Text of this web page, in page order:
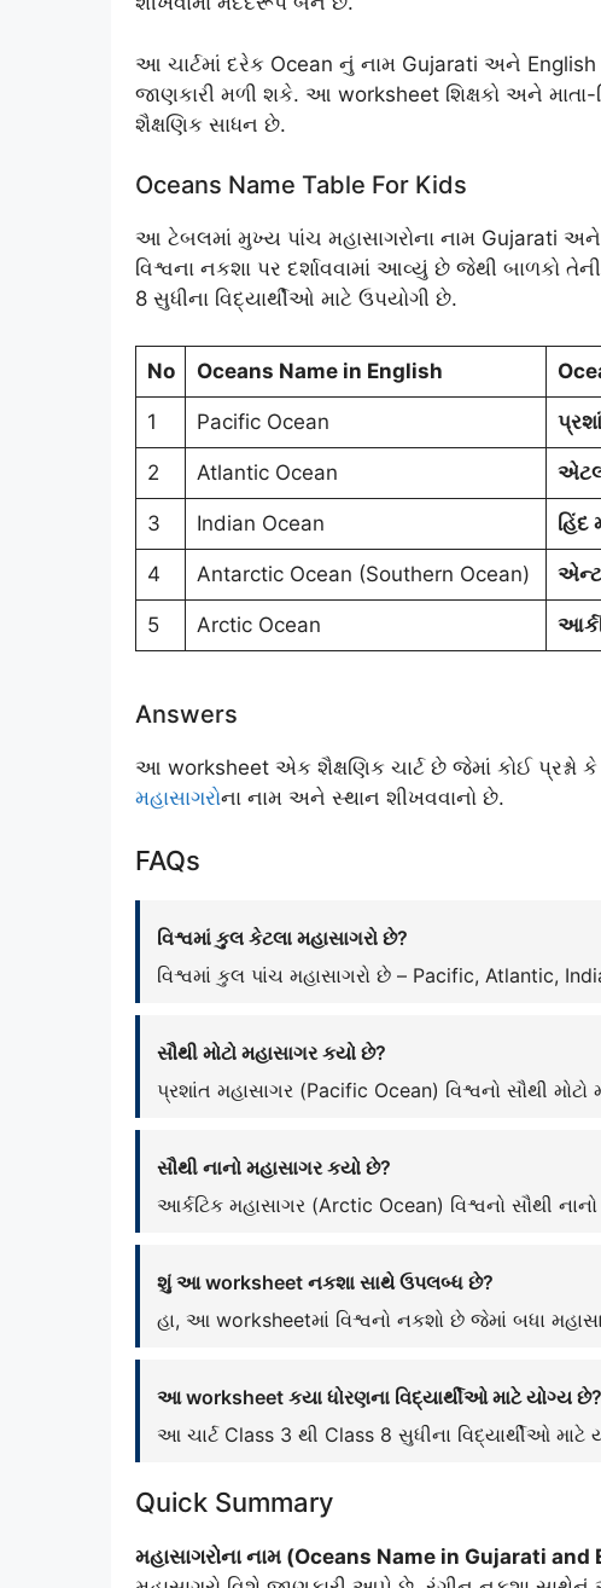
આ ચાર્ટમાં દરેક Ocean નું નામ Gujarati અને
જાણકારી મળી શકે. આ worksheet શિક્ષકો અને
શૈક્ષણિક સાધન છે.
Oceans Name Table For Kids
આ ટેબલમાં મુખ્ય પાંચ મહાસાગરોના નામ Gujarati
વિશ્વના નકશા પર દર્શાવવામાં આવ્યું છે જેથી બાળકો
8 સુધીના વિદ્યાર્થીઓ માટે ઉપયોગી છે.
No Oceans Name in English
1 Pacific Ocean
2 Atlantic Ocean
3 Indian Ocean હિંદ
4 Antarctic Ocean (Southern Ocean)
5 Arctic Ocean
Answers
આ worksheet એક શૈક્ષણિક ચાર્ટ છે જેમાં કોઈ પ્રશ્નો કે
મહાસાગરોના નામ અને સ્થાન શીખવવાનો છે.
FAQs
વિશ્વમાં કુલ કેટલા મહાસાગરો છે?
વિશ્વમાં કુલ પાંચ મહાસાગરો છે – Pacific, Atlantic,
સૌથી મોટો મહાસાગર કયો છે?
પ્રશાંત મહાસાગર (Pacific Ocean) વિશ્વનો સૌથી મોટો
સૌથી નાનો મહાસાગર કયો છે?
આર્કટિક મહાસાગર (Arctic Ocean) વિશ્વનો સૌથી
શું આ worksheet નકશા સાથે ઉપલબ્ધ છે?
હા, આ worksheetમાં વિશ્વનો નકશો છે જેમાં બધા
આ worksheet કયા ધોરણના વિદ્યાર્થીઓ માટે યોગ્ય છે?
આ ચાર્ટ Class 3 થી Class 8 સુધીના વિદ્યાર્થીઓ માટે
Quick Summary
મહાસાગરોના નામ (Oceans Name in Gujarati and